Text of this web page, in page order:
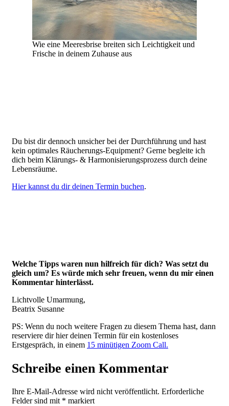
Wie eine Meeresbrise breiten sich Leichtigkeit und
Frische in deinem Zuhause aus
Du bist dir dennoch unsicher bei der Durchführung und hast
kein optimales Räucherungs-Equipment? Gerne begleite ich
dich beim Klärungs- & Harmonisierungsprozess durch deine
Lebensräume.
Hier kannst du dir deinen Termin buchen.
Welche Tipps waren nun hilfreich für dich? Was setzt du
gleich um? Es würde mich sehr freuen, wenn du mir einen
Kommentar hinterlässt.
Lichtvolle Umarmung,
Beatrix Susanne
PS: Wenn du noch weitere Fragen zu diesem Thema hast, dann
reserviere dir hier deinen Termin für ein kostenloses
Erstgespräch, in einem 15 minütigen Zoom Call.
Schreibe einen Kommentar
Ihre E-Mail-Adresse wird nicht veröffentlicht. Erforderliche
Felder sind mit * markiert